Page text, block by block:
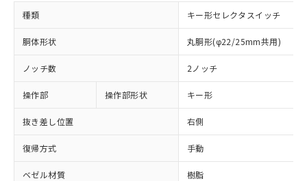
種類 キー形セレクタスイッチ
胴体形状 丸胴形(φ22/25mm共用)
ノッチ数 2ノッチ
操作部 操作部形状 キー形
抜き差し位置 右側
復帰方式 手動
ベゼル材質 樹脂